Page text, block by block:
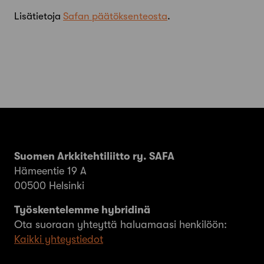
Lisätietoja Safan päätöksenteosta.
Suomen Arkkitehtiliitto ry. SAFA
Hämeentie 19 A
00500 Helsinki
Työskentelemme hybridinä
Ota suoraan yhteyttä haluamaasi henkilöön:
Kaikki yhteystiedot